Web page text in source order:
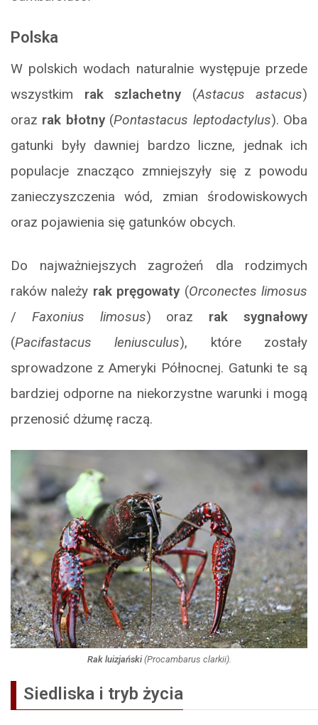
Polska
W polskich wodach naturalnie występuje przede
wszystkim rak szlachetny(Astacus astacus)
oraz rak błotny(Pontastacus leptodactylus). Oba
gatunki były dawniej bardzo liczne, jednak ich
populacje znacząco zmniejszyły się z powodu
zanieczyszczenia wód, zmian środowiskowych
oraz pojawienia się gatunków obcych.
Do najważniejszych zagrożeń dla rodzimych
raków należy rak pręgowaty(Orconectes limosus
/ Faxonius limosus) oraz rak sygnałowy
(Pacifastacus leniusculus), które zostały
sprowadzone z Ameryki Północnej. Gatunki te są
bardziej odporne na niekorzystne warunki i mogą
przenosić dżumę raczą.
Rak luizjański(Procambarus clarkii).
Siedliska i tryb życia